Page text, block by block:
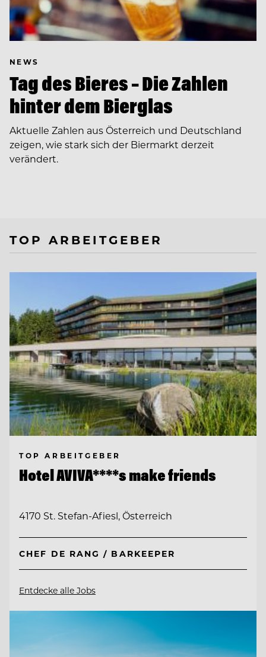
NEWS
Tag des Bieres – Die Zahlen
hinter dem Bierglas
Aktuelle Zahlen aus Österreich und Deutschland
zeigen, wie stark sich der Biermarkt derzeit
verändert.
TOP ARBEITGEBER
TOP ARBEITGEBER
Hotel AVIVA****s make friends
4170 St. Stefan-Afiesl, Österreich
CHEF DE RANG / BARKEEPER
Entdecke alle Jobs